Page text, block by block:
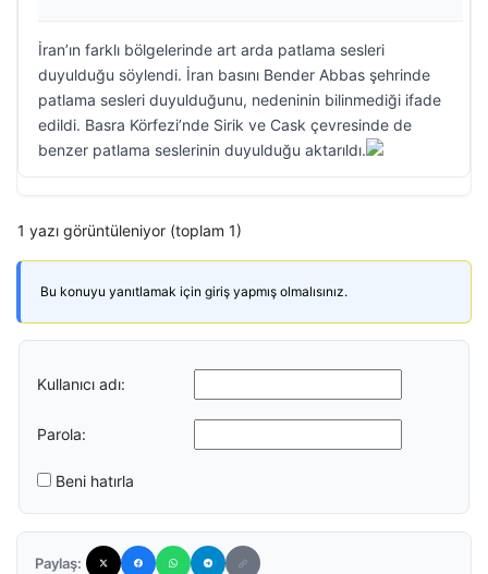
İran’ın farklı bölgelerinde art arda patlama sesleri
duyulduğu söylendi. İran basını Bender Abbas şehrinde
patlama sesleri duyulduğunu, nedeninin bilinmediği ifade
edildi. Basra Körfezi’nde Sirik ve Cask çevresinde de
benzer patlama seslerinin duyulduğu aktarıldı.
1 yazı görüntüleniyor (toplam 1)
Bu konuyu yanıtlamak için giriş yapmış olmalısınız.
Kullanıcı adı:
Parola:
Beni hatırla
Paylaş: